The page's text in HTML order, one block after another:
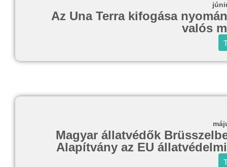
Az Una Terra kifogása
valós
Magyar állatvédők
Alapítvány az EU